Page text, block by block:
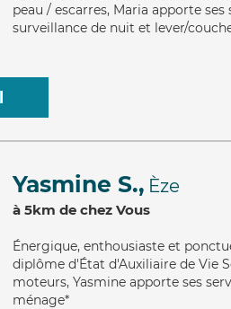
peau / escarres, Maria apporte
surveillance de nuit et lever/
Yasmine S., Èze
à 5km de chez Vous
Énergique, enthousiaste et
diplôme d'État d'Auxiliaire de Vie
moteurs, Yasmine apporte ses
ménage*